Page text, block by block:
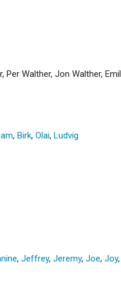
Per Walther, Jon Walther, Emil
, Birk, Olai, Ludvig
, Jeffrey, Jeremy, Joe, Joy,